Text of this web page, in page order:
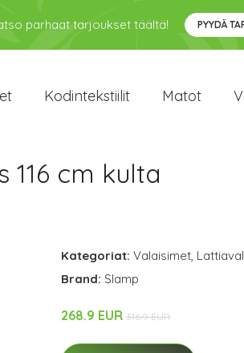
parhaat tarjoukset täältä! PYYDÄ
Kodintekstiilit Matot
cm kulta
Kategoriat: Valaisimet,
Brand: Slamp
268.9 EUR 316.9 EUR